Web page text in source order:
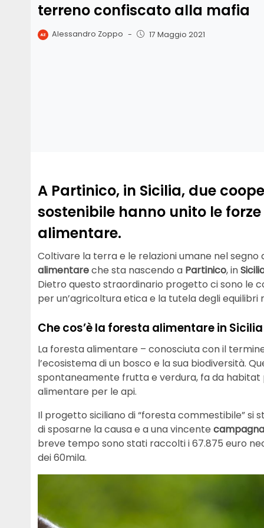
terreno confiscato alla mafia
Alessandro Zoppo - 17 Maggio 2021
A Partinico, in Sicilia, due
sostenibile hanno unito le
alimentare.
Coltivare la terra e le relazioni umane nel
alimentareche sta nascendo a Partinico, in
Dietro questo straordinario progetto ci sono le
per un’agricoltura etica e la tutela degli equilibri
Che cos’è la foresta alimentare in Sicilia
La foresta alimentare – conosciuta con il
l’ecosistema di un bosco e la sua biodiversità.
spontaneamente frutta e verdura, fa da habitat
alimentare per le api.
Il progetto siciliano di “foresta commestibile” si
di sposarne la causa e a una vincente
breve tempo sono stati raccolti i 67.875 euro
dei 60mila.